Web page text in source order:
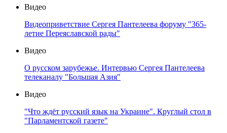
Видео
Видеоприветствие Сергея Пантелеева форуму "365-
летие Переяславской рады"
Видео
О русском зарубежье. Интервью Сергея Пантелеева
телеканалу "Большая Азия"
Видео
"Что ждёт русский язык на Украине". Круглый стол в
"Парламентской газете"